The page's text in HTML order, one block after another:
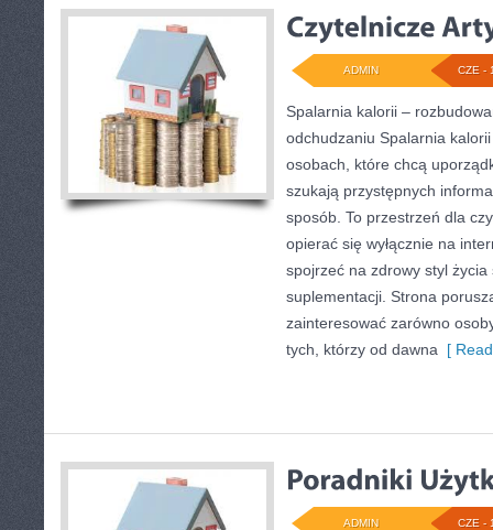
CZE -
ADMIN
Spalarnia kalorii –
odchudzaniu Spalarnia
osobach, które chcą
szukają przystępnych
sposób. To przestrzeń dla
opierać się wyłącznie na
spojrzeć na zdrowy styl
suplementacji. Strona
zainteresować zarówno
tych, którzy od dawna [
CZE -
ADMIN